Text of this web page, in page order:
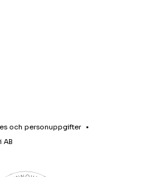
och personuppgifter
AB